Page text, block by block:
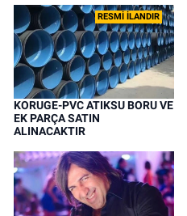
RESMİ İLANDIR
KORUGE-PVC ATIKSU BORU VE
EK PARÇA SATIN
ALINACAKTIR